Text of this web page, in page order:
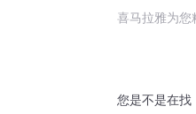
喜马拉雅为您
您是不是在找